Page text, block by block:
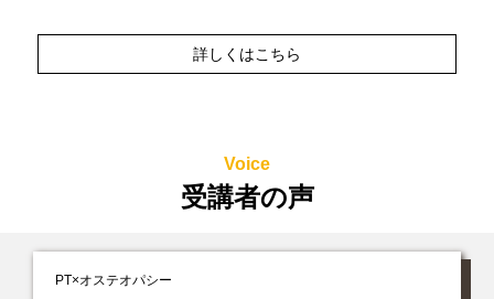
詳しくはこちら
Voice
受講者の声
PT×オステオパシー